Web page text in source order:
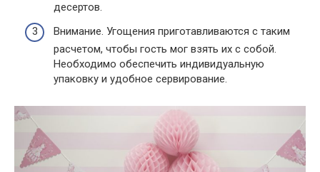
десертов.
Внимание. Угощения приготавливаются с таким
расчетом, чтобы гость мог взять их с собой.
Необходимо обеспечить индивидуальную
упаковку и удобное сервирование.